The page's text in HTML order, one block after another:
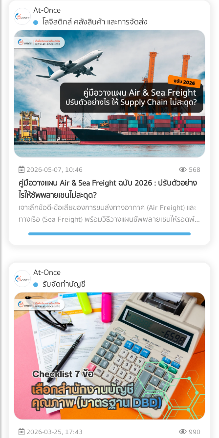
ป้องกันอุบัติเหตุ เหมาะกับใคร?: อาคารที่มีรูปทรงตัว L อยู่แล้ว,
คลังสินค้าที่ต้องการแยกประเภทรถบรรทุกขาเข้าและขาออกแบบ
เด็ดขาด (เช่น รถเทรลเลอร์ส่งของเข้าทางด้านหน้า รถกระบะรับ
ของออกทางด้านข้าง) เช็กลิสต์: เลือก Layout แบบไหนให้ตอบ
โจทย์ที่สุด? หากคุณกำลังจะสร้างคลังสินค้าใหม่ หรือรีโนเวทคลัง
เดิม ลองใช้ 3 คำถามนี้เป็นตัวกรองครับ: ลักษณะอาคารของคุณ
เป็นแบบไหน? (หากมีประตูฝั่งเดียว = บังคับตัว U, หากมีประตู
หน้า-หลัง = ทำตัว I ได้) คุณใช้รถโฟล์คลิฟต์กี่คัน? (ถ้างบจำกัด
และมีรถน้อย การใช้ผังตัว U จะช่วยให้บริหารการใช้รถโฟล์คลิฟต์
ได้คุ้มค่ากว่า) ความเร็วหรือพื้นที่ สำคัญกว่ากัน? (ตัว U เน้น
ประหยัดพื้นที่และยืดหยุ่น ส่วนตัว I เน้นความเร็วและลดคอขวด)
กำลังมองหาผู้เชี่ยวชาญด้านคลังสินค้าอยู่หรือเปล่า? การ
ออกแบบ Layout ที่ดีเป็นเพียงจุดเริ่มต้น การก่อสร้างโครงสร้าง
ที่แข็งแรง การติดตั้งชั้นวาง (Racking System) ที่ได้มาตรฐาน
และการวางระบบคลังสินค้า (WMS) คือฟันเฟืองที่ช่วยให้ธุรกิจ
ของคุณเติบโตอย่างมั่นคง หากคุณกำลังมองหา บริษัทรับเหมา
ก่อสร้างคลังสินค้า, ผู้ให้บริการออกแบบและติดตั้งระบบชั้นวาง
(Racking), หรือผู้ให้บริการ Logistics มืออาชีพ... ไม่ต้องเสีย
เวลาเสิร์ชหาให้ยุ่งยาก!
แต่ยังทำให้ข้อมูลวิ่งตรงเข้าสู่ระบบของสรรพากรอย่างแม่นยำและ
ไร้รอยต่อ 3. กระทบยอด (Reconcile) บัญชีและสต็อกสินค้า
อย่างสม่ำเสมอ ข้อผิดพลาดสุดคลาสสิกของ SME คือการ "ดอง
เอกสาร" ไว้ทำทีเดียวตอนสิ้นปี ซึ่งในยุคที่สรรพากรเห็นข้อมูล e-
Payment ของคุณแทบจะแบบ Real-time การรอแก้ปัญหาตอน
สิ้นปีถือว่าสายเกินไป วิธีแก้: ต้องทำการ "กระทบยอดบัญชี"
ระหว่าง Statement ธนาคาร กับสมุดบัญชีรายวันเป็นประจำ "ทุก
เดือน" รวมถึงต้องมีการนับสต็อกสินค้าให้ตรงกับตัวเลขในระบบ
อยู่เสมอ หากพบความผิดปกติจะได้ปรับปรุงแก้ไขได้ทันท่วงที 3
เหตุผลที่ธุรกิจยุค 2026 ขาด “สำนักงานบัญชีมืออาชีพ” ไม่ได้
การจ้างสำนักงานบัญชีที่ได้มาตรฐาน เป็นได้มากกว่าแค่งาน
ธุรการหรือผู้คีย์ข้อมูล ราคาที่ต้องจ่าย "ไม่ใช่ความสิ้นเปลือง แต่
คือการลงทุน" ที่ช่วยชี้ชะตาความอยู่รอดขององค์กรด้วย 3
เหตุผลหลัก ดังนี้: 1. เป็นเครื่องดักจับ Red Flags ก่อนถึงมือ AI
สรรพากร สำนักงานบัญชีมืออาชีพ (ที่มี CPA หรือ CPD ดูแล) จะ
ทำหน้าที่เป็น “แนวป้องกันแรก” ตรวจสอบความสอดคล้องของ
ตัวเลข (Reconciliation) เทียบเคียงสัดส่วนรายได้และค่าใช้จ่ายให้
สมเหตุสมผล และช่วยอุดรอยรั่วของข้อมูลก่อนยื่นต่อกรม
สรรพากร 2. เปลี่ยนผ่านการยื่นเอกสารกระดาษ สู่ Digital Tax
อย่างไร้รอยต่อ สำนักงานบัญชียุคใหม่จะมีเครื่องมือและ
ว่าข้อมูลทุกเส้นทางเงินถูกส่งเข้าระบบอย่างถูกต้อง 100% 3.
ยกระดับบทบาทสู่ "Virtual CFO" (ที่ปรึกษาทางการเงินส่วนตัว)
บทบาทของนักบัญชีในปี 2026 ไม่ได้จบแค่การปิดงบ แต่คนเก่งๆ
จะนำ Data มาวิเคราะห์เพื่อวางแผนกลยุทธ์ ไม่ว่าจะเป็นการหา
ช่องทางใช้สิทธิประโยชน์ทางภาษีอย่างถูกต้อง การประเมินผลกระ
ทบจากภาษีคาร์บอน (Carbon Tax) ไปจนถึงการจัดทำงบการเงิน
ให้พร้อมสำหรับการสเกลธุรกิจ บทสรุป: AI ไม่ได้ถูกสร้างมาเพื่อ
จับผิดคนทำถูก แต่สร้างมาเพื่อหา "ความย้อนแย้งของ Data"
ดังนั้น ตราบใดที่งบการเงินและเอกสารทางภาษีของคุณ
สอดคล้องกับความเป็นจริง AI ของสรรพากรก็ไม่ใช่เรื่องที่น่า
กลัวแต่อย่างใด ไม่แพ้คู่แข่ง ไม่พลาดเรื่องภาษี!
At-Once
โลจิสติกส์ คลังสินค้า และการจัดส่ง
2026-05-07, 10:46 568
คู่มือวางแผน Air & Sea Freight ฉบับ 2026 : ปรับตัวอย่าง
ไรให้ซัพพลายเชนไม่สะดุด?
เจาะลึกข้อดี-ข้อเสียของการขนส่งทางอากาศ (Air Freight) และ
ทางเรือ (Sea Freight) พร้อมวิธีวางแผนซัพพลายเชนให้รอดพ้น
ทุกวิกฤต ค้นหาพาร์ทเนอร์โลจิสติกส์ได้ที่ At-Once
At-Once
รับจัดทำบัญชี
2026-03-25, 17:43 990